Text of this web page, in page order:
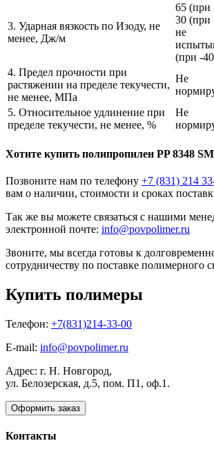
3. Ударная вязкость по Изоду, не
менее, Дж/м
65 (при
30 (при
не
(при -
4. Предел прочности при
растяжении на пределе текучести,
не менее, МПа
Не
5. Относительное удлинение при
пределе текучести, не менее, %
Не
Хотите купить полипропилен PP 8348
Позвоните нам по телефону +7 (831) 214
вам о наличии, стоимости и сроках
Так же вы можете связаться с нашими
электронной почте: info@povpolimer.ru
Звоните, мы всегда готовы к
сотрудничеству по поставке полимерного
Купить полимеры
Телефон: +7(831)214-33-00
E-mail: info@povpolimer.ru
Адрес: г. Н. Новгород,
ул. Белозерская, д.5, пом. П1, оф.1.
Оформить заказ
Контакты